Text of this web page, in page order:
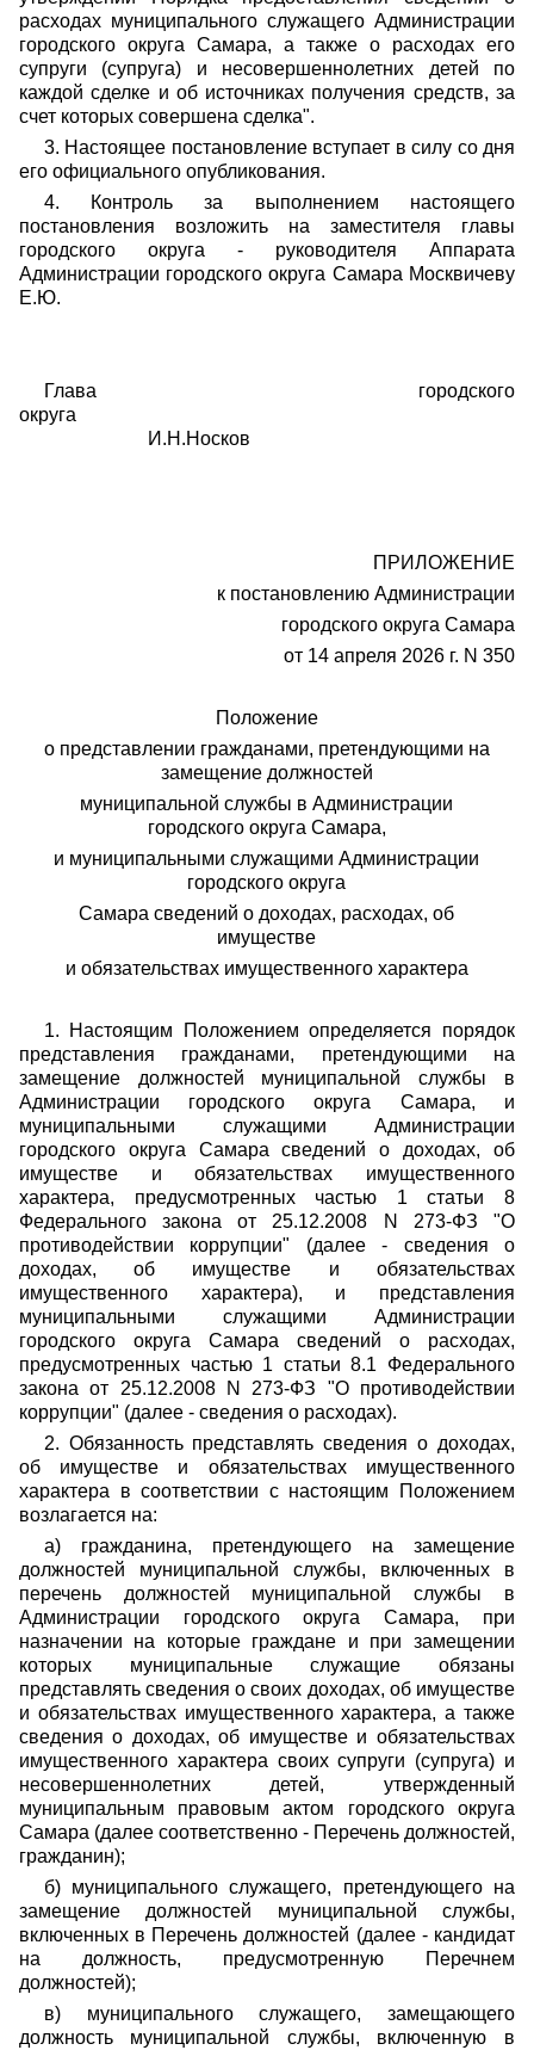
расходах муниципального служащего Администрации
городского округа Самара, а также о расходах его
супруги (супруга) и несовершеннолетних детей по
каждой сделке и об источниках получения средств, за
счет которых совершена сделка".
3. Настоящее постановление вступает в силу со дня
его официального опубликования.
4. Контроль за выполнением настоящего
постановления возложить на заместителя главы
городского округа - руководителя Аппарата
Администрации городского округа Самара Москвичеву
Е.Ю.
Глава городского
округа
И.Н.Носков
ПРИЛОЖЕНИЕ
к постановлению Администрации
городского округа Самара
от 14 апреля 2026 г. N 350
Положение
о представлении гражданами, претендующими на
замещение должностей
муниципальной службы в Администрации
городского округа Самара,
и муниципальными служащими Администрации
городского округа
Самара сведений о доходах, расходах, об
имуществе
и обязательствах имущественного характера
1. Настоящим Положением определяется порядок
представления гражданами, претендующими на
замещение должностей муниципальной службы в
Администрации городского округа Самара, и
муниципальными служащими Администрации
городского округа Самара сведений о доходах, об
имуществе и обязательствах имущественного
характера, предусмотренных частью 1 статьи 8
Федерального закона от 25.12.2008 N 273-ФЗ "О
противодействии коррупции" (далее - сведения о
доходах, об имуществе и обязательствах
имущественного характера), и представления
муниципальными служащими Администрации
городского округа Самара сведений о расходах,
предусмотренных частью 1 статьи 8.1 Федерального
закона от 25.12.2008 N 273-ФЗ "О противодействии
коррупции" (далее - сведения о расходах).
2. Обязанность представлять сведения о доходах,
об имуществе и обязательствах имущественного
характера в соответствии с настоящим Положением
возлагается на:
а) гражданина, претендующего на замещение
должностей муниципальной службы, включенных в
перечень должностей муниципальной службы в
Администрации городского округа Самара, при
назначении на которые граждане и при замещении
которых муниципальные служащие обязаны
представлять сведения о своих доходах, об имуществе
и обязательствах имущественного характера, а также
сведения о доходах, об имуществе и обязательствах
имущественного характера своих супруги (супруга) и
несовершеннолетних детей, утвержденный
муниципальным правовым актом городского округа
Самара (далее соответственно - Перечень должностей,
гражданин);
б) муниципального служащего, претендующего на
замещение должностей муниципальной службы,
включенных в Перечень должностей (далее - кандидат
на должность, предусмотренную Перечнем
должностей);
в) муниципального служащего, замещающего
должность муниципальной службы, включенную в